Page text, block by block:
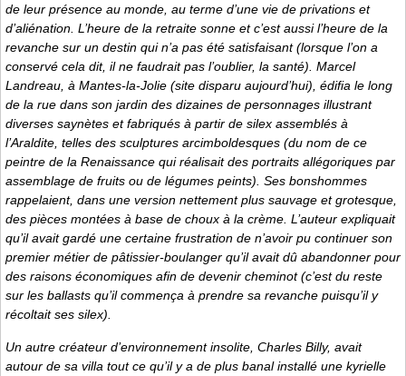
de leur présence au monde, au terme d’une vie de privations et
d’aliénation. L’heure de la retraite sonne et c’est aussi l’heure de la
revanche sur un destin qui n’a pas été satisfaisant (lorsque l’on a
conservé cela dit, il ne faudrait pas l’oublier, la santé). Marcel
Landreau, à Mantes-la-Jolie (site disparu aujourd’hui), édifia le long
de la rue dans son jardin des dizaines de personnages illustrant
diverses saynètes et fabriqués à partir de silex assemblés à
l’Araldite, telles des sculptures arcimboldesques (du nom de ce
peintre de la Renaissance qui réalisait des portraits allégoriques par
assemblage de fruits ou de légumes peints). Ses bonshommes
rappelaient, dans une version nettement plus sauvage et grotesque,
des pièces montées à base de choux à la crème. L’auteur expliquait
qu’il avait gardé une certaine frustration de n’avoir pu continuer son
premier métier de pâtissier-boulanger qu’il avait dû abandonner pour
des raisons économiques afin de devenir cheminot (c’est du reste
sur les ballasts qu’il commença à prendre sa revanche puisqu’il y
récoltait ses silex).
Un autre créateur d’environnement insolite, Charles Billy, avait
autour de sa villa tout ce qu’il y a de plus banal installé une kyrielle